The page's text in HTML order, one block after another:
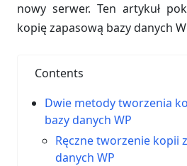
nowy serwer. Ten artykuł
kopię zapasową bazy danych
Contents
Dwie metody tworzenia
bazy danych WP
Ręczne tworzenie kopii
danych WP